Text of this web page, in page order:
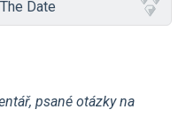
The Date
psané otázky na